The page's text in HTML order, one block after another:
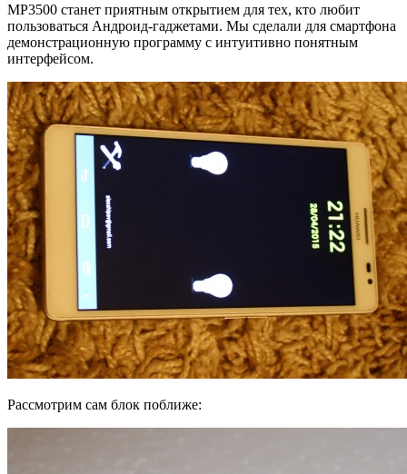
МР3500 станет приятным открытием для тех, кто любит
пользоваться Андроид-гаджетами. Мы сделали для смартфона
демонстрационную программу с интуитивно понятным
интерфейсом.
Рассмотрим сам блок поближе: